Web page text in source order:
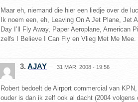
Maar eh, niemand die hier een liedje over de
Ik noem een, eh, Leaving On A Jet Plane, Jet
Day I’ll Fly Away, Paper Aeroplane, American
zelfs I Believe I Can Fly en Vlieg Met Me Mee.
3. AJAY 31 MAR, 2008 - 19:56
Robert bedoelt de Airport commercial van
ouder is dan ik zelf ook al dacht (2004